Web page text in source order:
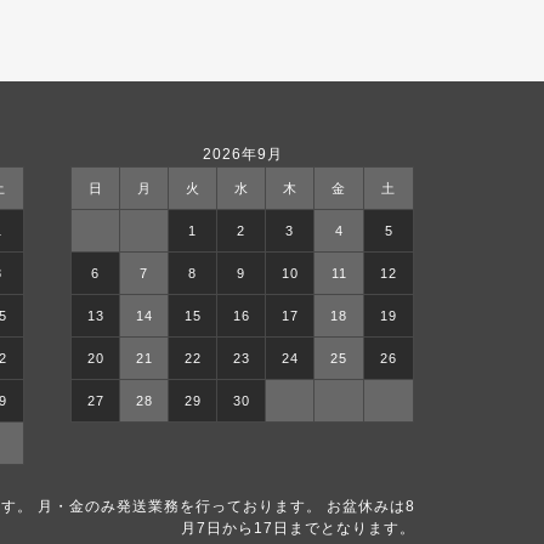
2026年9月
日 月 火 水 木 金 土
1 2 3 4 5
6 7 8 9 10 11 12
13 14 15 16 17 18 19
20 21 22 23 24 25 26
27 28 29 30
。 月・金のみ発送業務を行っております。 お盆休みは8
月7日から17日までとなります。